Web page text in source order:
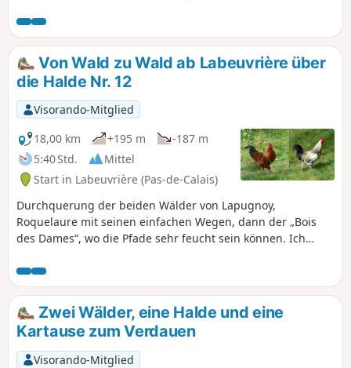
Metern die tiefste des Bergbaugebiets ist.
Von Wald zu Wald ab Labeuvrière über
die Halde Nr. 12
Visorando-Mitglied
18,00 km
+195 m
-187 m
5:40 Std.
Mittel
Start in Labeuvrière (Pas-de-Calais)
Durchquerung der beiden Wälder von Lapugnoy,
Roquelaure mit seinen einfachen Wegen, dann der „Bois
des Dames“, wo die Pfade sehr feucht sein können. Ich
vor allem im „Bois des Dames“, was die Route ziemlich
schwer nachzuverfolgen macht. Ich empfehle die Nutzung
der App „Visorando“. Hinweis: Auf OpenStreetMap sind die
Wege gut eingezeichnet. Die Halde ist im Frühling sehr
schön, wenn sie mit Flachs bewachsen ist.
Zwei Wälder, eine Halde und eine
Kartause zum Verdauen
Visorando-Mitglied